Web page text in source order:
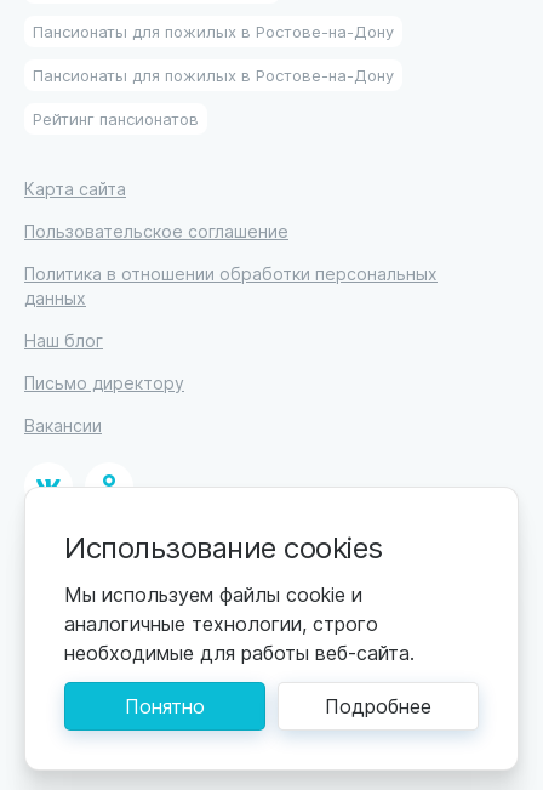
Пансионаты для пожилых в Ростове-на-Дону
Пансионаты для пожилых в Ростове-на-Дону
Рейтинг пансионатов
Карта сайта
Пользовательское соглашение
Политика в отношении обработки персональных
данных
Наш блог
Письмо директору
Вакансии
© 2026
ИП Высоцкий Дмитрий Петрович, ИНН 233610721148
Цены обновляются по мере поступления новой
информации. Точную стоимость уточняйте у
пансионата. Информация, предоставленная на сайте,
не может быть использована для постановки
диагноза, назначения лечения и не заменяет прием
Использование cookies
Мы используем файлы cookie и
аналогичные технологии, строго
необходимые для работы веб-сайта.
Понятно Подробнее